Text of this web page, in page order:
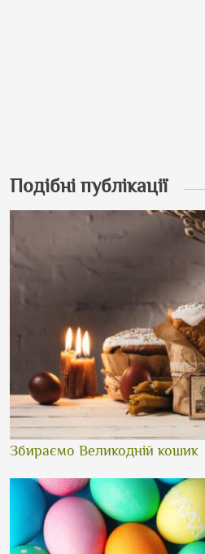
Подібні публікації
Збираємо Великодній кошик